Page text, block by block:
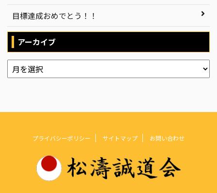
目標達成おめでとう！！
アーカイブ
プライバシーポリシー サイトマップ お問い合わせ